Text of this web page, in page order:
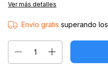
Ver más detalles
Envío gratis superando los